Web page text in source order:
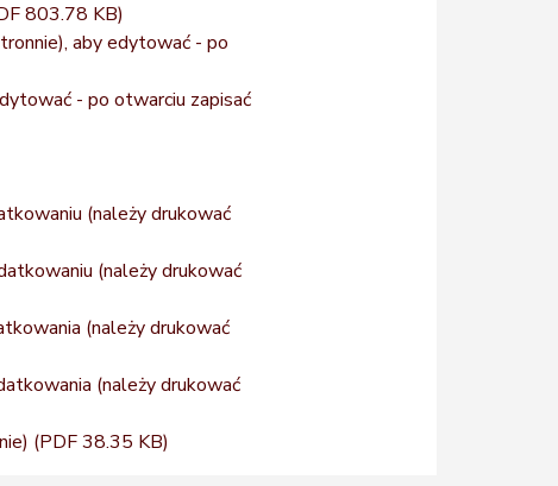
803.78 KB)
aby edytować - po
- po otwarciu zapisać
(należy drukować
(należy drukować
(należy drukować
(należy drukować
(PDF 38.35 KB)